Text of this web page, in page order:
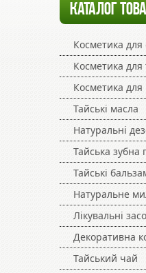
КАТАЛОГ
Косметика
Косметика для
Косметика для
Тайські масла
Натуральні
Тайська зубна
Тайські
Натуральне
Лікувальні
Декоративна
Тайський чай